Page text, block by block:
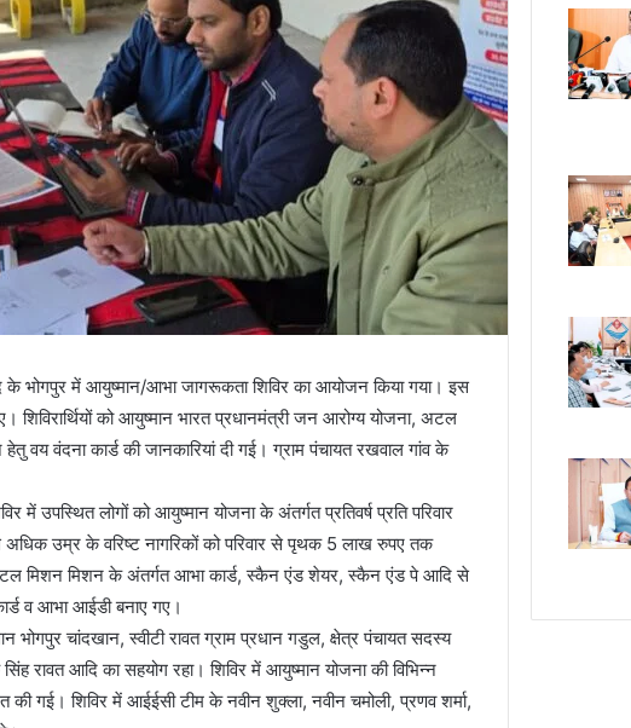
के भोगपुर में आयुष्मान/आभा जागरूकता शिविर का आयोजन किया गया। इस
को आयुष्मान भारत प्रधानमंत्री जन आरोग्य योजना, अटल
वंदना कार्ड की जानकारियां दी गई। ग्राम पंचायत रखवाल गांव के
में उपस्थित लोगों को आयुष्मान योजना के अंतर्गत प्रतिवर्ष प्रति परिवार
उम्र के वरिष्ट नागरिकों को परिवार से पृथक 5 लाख रुपए तक
मिशन मिशन के अंतर्गत आभा कार्ड, स्कैन एंड शेयर, स्कैन एंड पे आदि से
व आभा आईडी बनाए गए।
भोगपुर चांदखान, स्वीटी रावत ग्राम प्रधान गडुल, क्षेत्र पंचायत सदस्य
रावत आदि का सहयोग रहा। शिविर में आयुष्मान योजना की विभिन्न
की गई। शिविर में आईईसी टीम के नवीन शुक्ला, नवीन चमोली, प्रणव शर्मा,